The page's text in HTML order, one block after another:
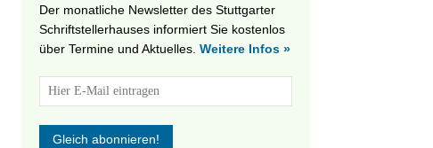
Der monatliche Newsletter des Stuttgarter
Schriftstellerhauses informiert Sie kostenlos
über Termine und Aktuelles. Weitere Infos »